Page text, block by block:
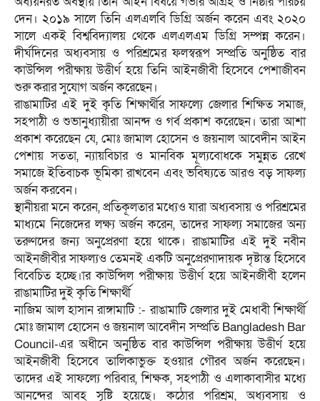
দেন। ২০১৯ সালে তিনি এলএলবি ডিগ্রি অর্জন করেন এবং ২০২০
সালে একই বিশ্ববিদ্যালয় থেকে এলএলএম ডিগ্রি সম্পন্ন করেন।
দীর্ঘদিনের অধ্যবসায় ও পরিশ্রমের ফলস্বরূপ সম্প্রতি অনুষ্ঠিত বার
কাউন্সিল পরীক্ষায় উত্তীর্ণ হয়ে তিনি আইনজীবী হিসেবে পেশাজীবন
শুরু করার সুযোগ অর্জন করেছেন।
রাঙামাটির এই দুই কৃতি শিক্ষার্থীর সাফল্যে জেলার শিক্ষিত সমাজ,
সহপাঠী ও শুভানুধ্যায়ীরা আনন্দ ও গর্ব প্রকাশ করেছেন। তারা আশা
প্রকাশ করেছেন যে, মোঃ জামাল হোসেন ও জয়নাল আবেদীন আইন
পেশায় সততা, ন্যায়বিচার ও মানবিক মূল্যবোধকে সমুন্নত রেখে
সমাজে ইতিবাচক ভূমিকা রাখবেন এবং ভবিষ্যতে আরও বড় সাফল্য
অর্জন করবেন।
স্থানীয়রা মনে করেন, প্রতিকূলতার মধ্যেও যারা অধ্যবসায় ও পরিশ্রমের
মাধ্যমে নিজেদের লক্ষ্য অর্জন করেন, তাদের সাফল্য সমাজের অন্য
তরুণদের জন্য অনুপ্রেরণা হয়ে থাকে। রাঙামাটির এই দুই নবীন
আইনজীবীর সাফল্যও তেমনই একটি অনুপ্রেরণাদায়ক দৃষ্টান্ত হিসেবে
বিবেচিত হচ্ছে।ার কাউন্সিল পরীক্ষায় উত্তীর্ণ হয়ে আইনজীবী হলেন
রাঙামাটির দুই কৃতি শিক্ষার্থী
নাজিম আল হাসান রাঙ্গামাটি :- রাঙামাটি জেলার দুই মেধাবী শিক্ষার্থী
মোঃ জামাল হোসেন ও জয়নাল আবেদীন সম্প্রতি Bangladesh Bar
Council-এর অধীনে অনুষ্ঠিত বার কাউন্সিল পরীক্ষায় উত্তীর্ণ হয়ে
আইনজীবী হিসেবে তালিকাভুক্ত হওয়ার গৌরব অর্জন করেছেন।
তাদের এই সাফল্যে পরিবার, শিক্ষক, সহপাঠী ও এলাকাবাসীর মধ্যে
আনন্দের আবহ সৃষ্টি হয়েছে। কঠোর পরিশ্রম, অধ্যবসায় ও